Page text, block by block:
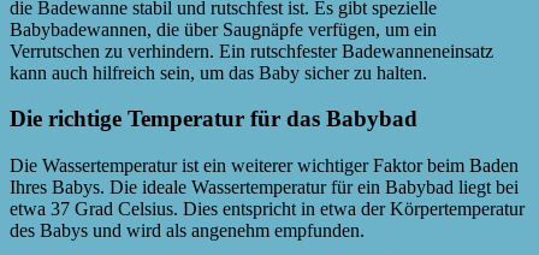
die Badewanne stabil und rutschfest ist. Es gibt spezielle
Babybadewannen, die über Saugnäpfe verfügen, um ein
Verrutschen zu verhindern. Ein rutschfester Badewanneneinsatz
kann auch hilfreich sein, um das Baby sicher zu halten.
Die richtige Temperatur für das Babybad
Die Wassertemperatur ist ein weiterer wichtiger Faktor beim Baden
Ihres Babys. Die ideale Wassertemperatur für ein Babybad liegt bei
etwa 37 Grad Celsius. Dies entspricht in etwa der Körpertemperatur
des Babys und wird als angenehm empfunden.